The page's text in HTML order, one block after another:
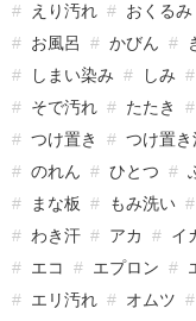
えり汚れ
おくるみ
お風呂
かびん
しまい染み
しみ
そで汚れ
たたき
つけ置き
つけ置き
のれん
ひとつ
まな板
もみ洗い
わき汗
アカ イ
エコ
エプロン
エリ汚れ
オムツ